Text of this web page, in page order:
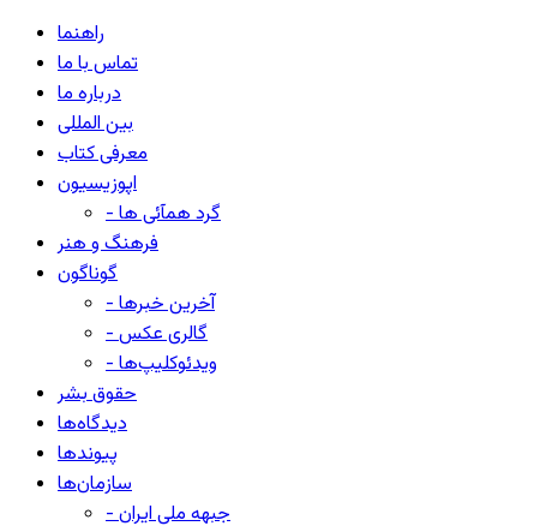
راهنما
تماس با ما
درباره ما
بین المللی
معرفی کتاب
اپوزیسیون
- گرد همآئی ها
فرهنگ و هنر
گوناگون
- آخرین خبرها
- گالری عکس
- ویدئوکلیپ‌ها
حقوق بشر
دیدگاه‌ها
پیوندها
سازمان‌ها
- جبهه ملی ایران